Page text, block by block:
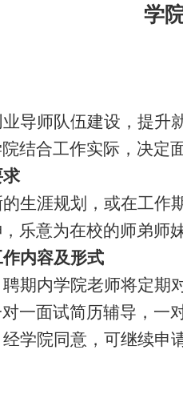
学
导师队伍建设，提升
结合工作实际，决定
生涯规划，或在工作
乐意为在校的师弟师
内容及形式
期内学院老师将定期
一面试简历辅导，一
学院同意，可继续申